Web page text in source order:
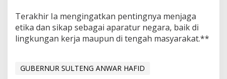
Terakhir Ia mengingatkan pentingnya menjaga
etika dan sikap sebagai aparatur negara, baik di
lingkungan kerja maupun di tengah masyarakat.**
GUBERNUR SULTENG ANWAR HAFID